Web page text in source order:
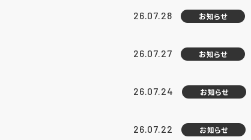
26.07.28 お知らせ
26.07.27 お知らせ
26.07.24 お知らせ
26.07.22 お知らせ